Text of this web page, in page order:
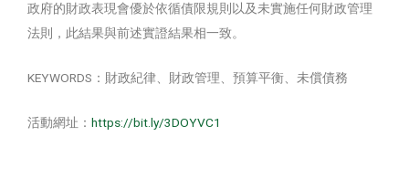
政府的財政表現會優於依循債限規則以及未實施任何財政管理
法則，此結果與前述實證結果相一致。
KEYWORDS：財政紀律、財政管理、預算平衡、未償債務
活動網址： https://bit.ly/3DOYVC1